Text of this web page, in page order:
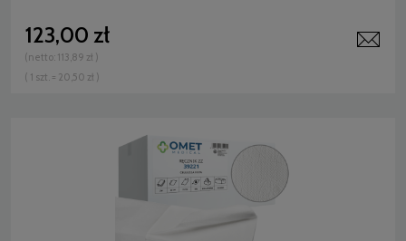
123,00 zł
(netto: 113,89 zł )
( 1 szt. = 20,50 zł )